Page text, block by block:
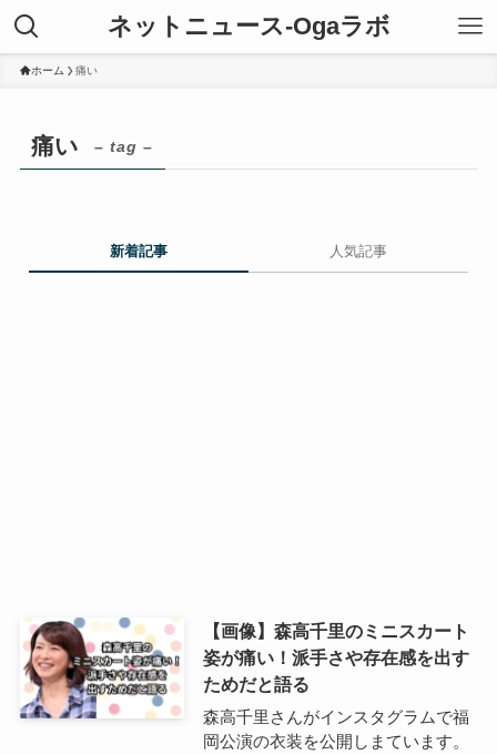
ネットニュース-Ogaラボ
ホーム 痛い
痛い – tag –
新着記事 人気記事
【画像】森高千里のミニスカート
姿が痛い！派手さや存在感を出す
ためだと語る
森高千里さんがインスタグラムで福
岡公演の衣装を公開しまています。